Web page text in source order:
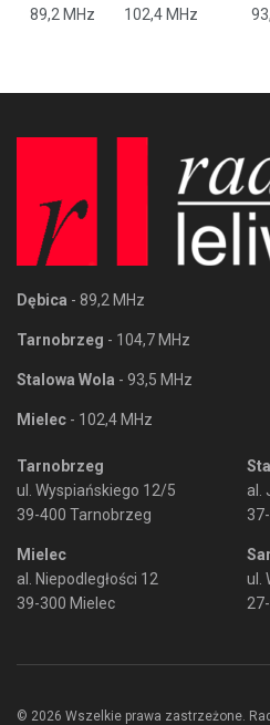
89,2 MHz
102,4 MHz
Dębica - 89,2 MHz
Tarnobrzeg - 104,7 MHz
Stalowa Wola - 93,5 MHz
Mielec - 102,4 MHz
Tarnobrzeg
ul. Wyspiańskiego 12/5
39-400 Tarnobrzeg
Mielec
al. Niepodległości 12
39-300 Mielec
al.
ul.
© 2026 Wszelkie prawa zastrzeżone.